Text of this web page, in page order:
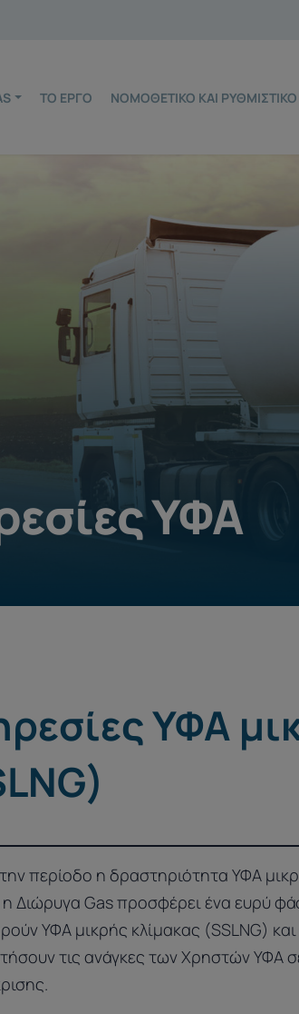
ΤΟ ΈΡΓΟ ΝΟΜΟΘΕΤΙΚΌ ΚΑΙ ΡΥΘΜΙΣΤΙΚΌ
ΥΦΑ
ΥΦΑ
περίοδο η δραστηριότητα ΥΦΑ
η Διώρυγα Gas προσφέρει ένα ευρύ
ΥΦΑ μικρής κλίμακας (SSLNG)
τις ανάγκες των Χρηστών ΥΦΑ